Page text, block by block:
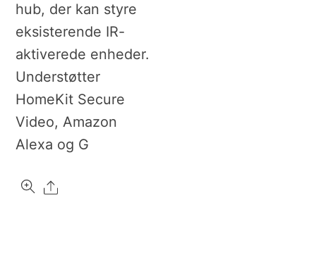
hub, der kan styre
eksisterende IR-
aktiverede enheder.
Understøtter
HomeKit Secure
Video, Amazon
Alexa og G
Share